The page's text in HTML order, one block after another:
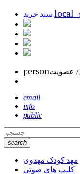
personعضویت
email
info
public
search
مهد کودک مهدوی
کلیپ های صوتی